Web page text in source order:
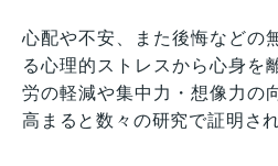
心配や不安、また後悔などの
る心理的ストレスから心身を
労の軽減や集中力・想像力の
高まると数々の研究で証明さ